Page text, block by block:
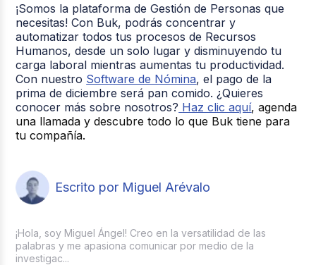
¡Somos la plataforma de Gestión de Personas que
necesitas! Con Buk, podrás concentrar y
automatizar todos tus procesos de Recursos
Humanos, desde un solo lugar y disminuyendo tu
carga laboral mientras aumentas tu productividad.
Con nuestro Software de Nómina, el pago de la
prima de diciembre será pan comido. ¿Quieres
conocer más sobre nosotros? Haz clic aquí, agenda
una llamada y descubre todo lo que Buk tiene para
tu compañía.
Escrito por Miguel Arévalo
¡Hola, soy Miguel Ángel! Creo en la versatilidad de las
palabras y me apasiona comunicar por medio de la
investigac...